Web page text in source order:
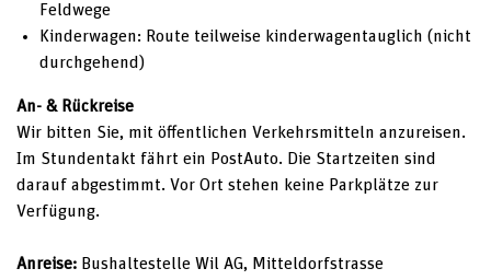
Feldwege
Kinderwagen: Route teilweise kinderwagentauglich (nicht
durchgehend)
An- & Rückreise
Wir bitten Sie, mit öffentlichen Verkehrsmitteln anzureisen.
Im Stundentakt fährt ein PostAuto. Die Startzeiten sind
darauf abgestimmt. Vor Ort stehen keine Parkplätze zur
Verfügung.
Anreise: Bushaltestelle Wil AG, Mitteldorfstrasse